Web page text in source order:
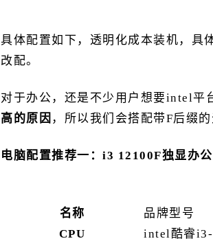
具体配置如下，透明化成本装机，具
改配。
对于办公，还是不少用户想要intel
高的原因 ，所以我们会搭配带F后缀
电脑配置推荐一：i3 12100F独显办
名称
品牌型号
CPU
intel酷睿i3-